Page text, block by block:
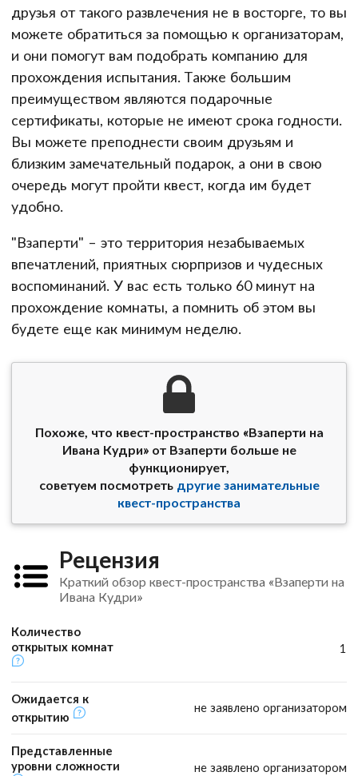
друзья от такого развлечения не в восторге, то вы
можете обратиться за помощью к организаторам,
и они помогут вам подобрать компанию для
прохождения испытания. Также большим
преимуществом являются подарочные
сертификаты, которые не имеют срока годности.
Вы можете преподнести своим друзьям и
близким замечательный подарок, а они в свою
очередь могут пройти квест, когда им будет
удобно.
"Взаперти" – это территория незабываемых
впечатлений, приятных сюрпризов и чудесных
воспоминаний. У вас есть только 60 минут на
прохождение комнаты, а помнить об этом вы
будете еще как минимум неделю.
Похоже, что квест-пространство «Взаперти на
Ивана Кудри» от Взаперти больше не
функционирует,
советуем посмотреть другие занимательные
квест-пространства
Рецензия
Краткий обзор квест-пространства «Взаперти на
Ивана Кудри»
Количество
открытых комнат
1
Ожидается к
открытию
не заявлено организатором
Представленные
уровни сложности
не заявлено организатором